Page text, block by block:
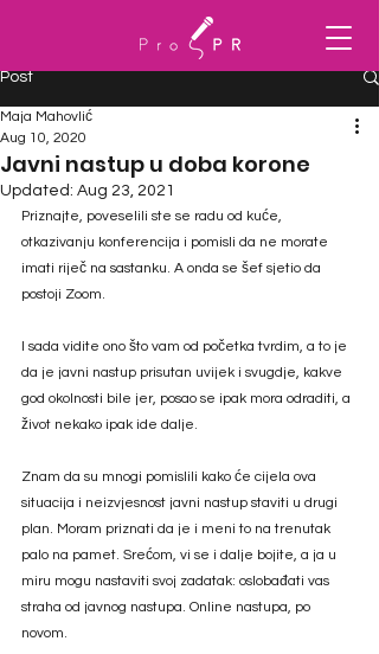
Post
Javni nastup u doba korone
Maja Mahovlić
Aug 10, 2020
Updated: Aug 23, 2021
Priznajte, poveselili ste se radu od kuće,
otkazivanju konferencija i pomisli da ne morate
imati riječ na sastanku. A onda se šef sjetio da
postoji Zoom.
I sada vidite ono što vam od početka tvrdim, a to je
da je javni nastup prisutan uvijek i svugdje, kakve
god okolnosti bile jer, posao se ipak mora odraditi, a
život nekako ipak ide dalje.
Znam da su mnogi pomislili kako će cijela ova
situacija i neizvjesnost javni nastup staviti u drugi
plan. Moram priznati da je i meni to na trenutak
palo na pamet. Srećom, vi se i dalje bojite, a ja u
miru mogu nastaviti svoj zadatak: oslobađati vas
straha od javnog nastupa. Online nastupa, po
novom.